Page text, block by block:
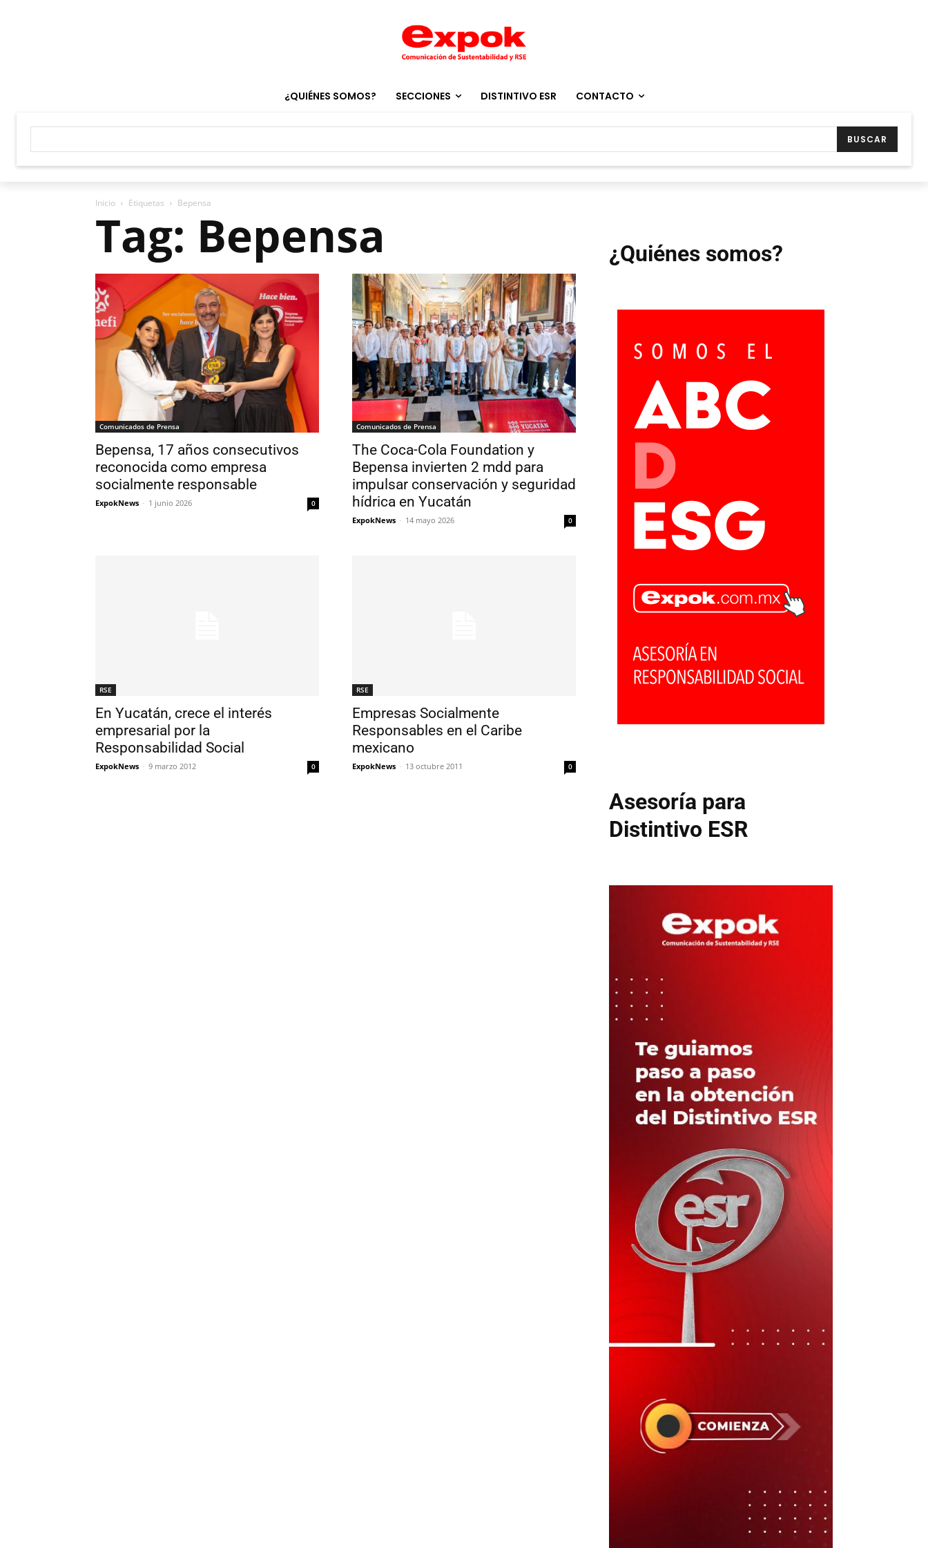
¿QUIÉNES SOMOS? SECCIONES DISTINTIVO ESR CONTACTO
BUSCAR
Inicio Etiquetas Bepensa
Tag: Bepensa
Comunicados de Prensa
Bepensa, 17 años consecutivos
reconocida como empresa
socialmente responsable
ExpokNews - 1 junio 2026 0
Comunicados de Prensa
The Coca-Cola Foundation y
Bepensa invierten 2 mdd para
impulsar conservación y seguridad
hídrica en Yucatán
ExpokNews - 14 mayo 2026 0
RSE
En Yucatán, crece el interés
empresarial por la
Responsabilidad Social
ExpokNews - 9 marzo 2012 0
RSE
Empresas Socialmente
Responsables en el Caribe
mexicano
ExpokNews - 13 octubre 2011 0
¿Quiénes somos?
Asesoría para
Distintivo ESR